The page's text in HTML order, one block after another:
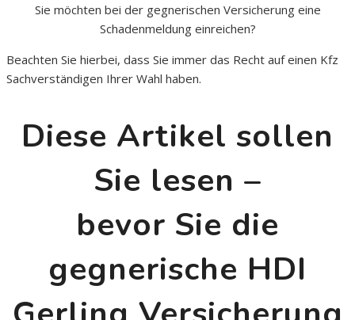
Sie möchten bei der gegnerischen Versicherung eine
Schadenmeldung einreichen?
Beachten Sie hierbei, dass Sie immer das Recht auf einen Kfz
Sachverständigen Ihrer Wahl haben.
Diese Artikel sollen
Sie lesen –
bevor Sie die
gegnerische HDI